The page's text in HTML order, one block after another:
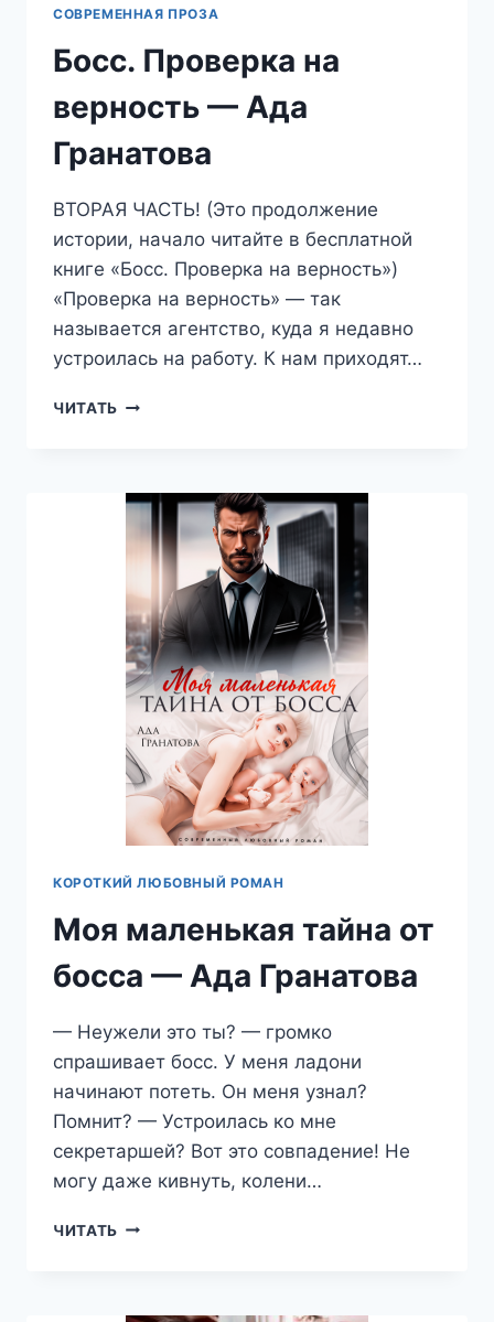
СОВРЕМЕННАЯ ПРОЗА
Босс. Проверка на
верность — Ада
Гранатова
ВТОРАЯ ЧАСТЬ! (Это продолжение
истории, начало читайте в бесплатной
книге «Босс. Проверка на верность»)
«Проверка на верность» — так
называется агентство, куда я недавно
устроилась на работу. К нам приходят…
ЧИТАТЬ БОСС.
—
АДА
ГРАНАТОВА
КОРОТКИЙ ЛЮБОВНЫЙ РОМАН
Моя маленькая тайна от
босса — Ада Гранатова
— Неужели это ты? — громко
спрашивает босс. У меня ладони
начинают потеть. Он меня узнал?
Помнит? — Устроилась ко мне
секретаршей? Вот это совпадение! Не
могу даже кивнуть, колени…
ЧИТАТЬ МОЯ
БОССА